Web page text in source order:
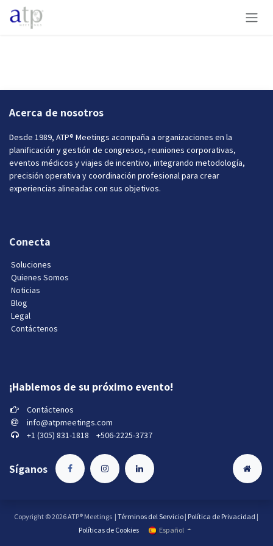
Ir al contenido
Acerca de nosotros
Desde 1989, ATP® Meetings acompaña a organizaciones en la
planificación y gestión de congresos, reuniones corporativas,
eventos médicos y viajes de incentivo, integrando metodología,
precisión operativa y coordinación profesional para crear
experiencias alineadas con sus objetivos.
Conecta
Soluciones
Quienes Somos
Noticias
Blog
Legal
Contáctenos
¡Hablemos de su próximo evento!
Contáctenos
info@atpmeetings.com
+1 (305) 831-1818 +506-2225-3737
Síganos
Copyright © 2026 ATP® Meetings | Términos del Servicio| Política de Privacidad |
Políticas de Cookies
Español